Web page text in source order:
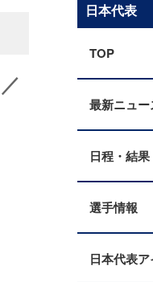
日本代表
TOP
最新ニュ
日程・結果
選手情報
日本代表